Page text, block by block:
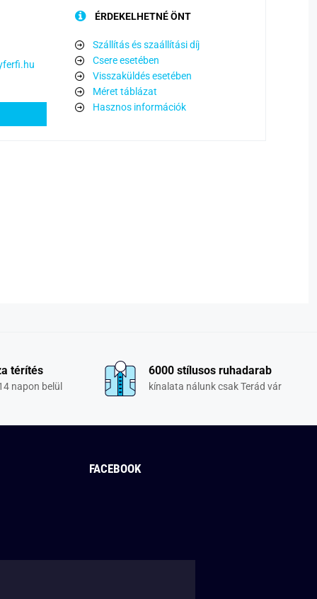
ÉRDEKELHETNÉ ÖNT
Szállítás és szaállítási díj
Csere esetében
Visszaküldés esetében
Méret táblázat
Hasznos információk
térítés
napon belül
6000 stílusos ruhadarab
kínalata nálunk csak Terád vár
FACEBOOK